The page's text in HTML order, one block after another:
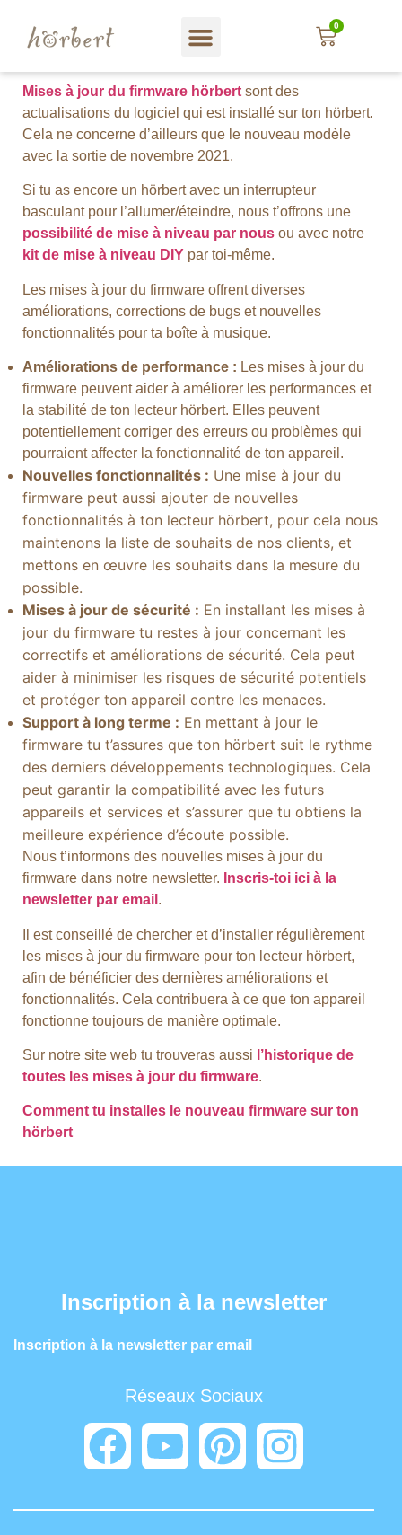
0
Mises à jour du firmware hörbert sont des
actualisations du logiciel qui est installé sur ton hörbert.
Cela ne concerne d’ailleurs que le nouveau modèle
avec la sortie de novembre 2021.
Si tu as encore un hörbert avec un interrupteur
basculant pour l’allumer/éteindre, nous t’offrons une
possibilité de mise à niveau par nous ou avec notre
kit de mise à niveau DIY par toi-même.
Les mises à jour du firmware offrent diverses
améliorations, corrections de bugs et nouvelles
fonctionnalités pour ta boîte à musique.
Améliorations de performance : Les mises à jour du
firmware peuvent aider à améliorer les performances et
la stabilité de ton lecteur hörbert. Elles peuvent
potentiellement corriger des erreurs ou problèmes qui
pourraient affecter la fonctionnalité de ton appareil.
Nouvelles fonctionnalités : Une mise à jour du
firmware peut aussi ajouter de nouvelles
fonctionnalités à ton lecteur hörbert, pour cela nous
maintenons la liste de souhaits de nos clients, et
mettons en œuvre les souhaits dans la mesure du
possible.
Mises à jour de sécurité : En installant les mises à
jour du firmware tu restes à jour concernant les
correctifs et améliorations de sécurité. Cela peut
aider à minimiser les risques de sécurité potentiels
et protéger ton appareil contre les menaces.
Support à long terme : En mettant à jour le
firmware tu t’assures que ton hörbert suit le rythme
des derniers développements technologiques. Cela
peut garantir la compatibilité avec les futurs
appareils et services et s’assurer que tu obtiens la
meilleure expérience d’écoute possible.
Nous t’informons des nouvelles mises à jour du
firmware dans notre newsletter. Inscris-toi ici à la
newsletter par email .
Il est conseillé de chercher et d’installer régulièrement
les mises à jour du firmware pour ton lecteur hörbert,
afin de bénéficier des dernières améliorations et
fonctionnalités. Cela contribuera à ce que ton appareil
fonctionne toujours de manière optimale.
Sur notre site web tu trouveras aussi l’historique de
toutes les mises à jour du firmware.
Comment tu installes le nouveau firmware sur ton
hörbert
Inscription à la newsletter
Inscription à la newsletter par email
Réseaux Sociaux